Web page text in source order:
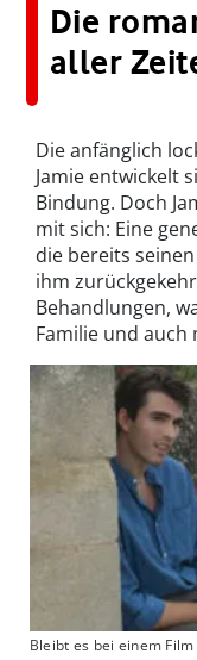
Die
aller
Die anfänglich
Jamie entwickelt
Bindung. Doch
mit sich: Eine
die bereits
ihm
Behandlungen,
Familie und
Bleibt es bei einem